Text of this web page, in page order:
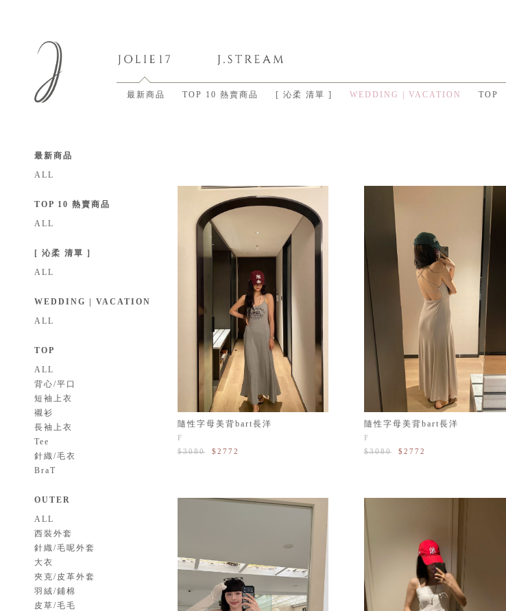
最新商品 TOP 10 熱賣商品 [ 沁柔 清單 ] WEDDING | VACATION TOP
最新商品
ALL
TOP 10 熱賣商品
ALL
[ 沁柔 清單 ]
ALL
WEDDING | VACATION
ALL
TOP
ALL
背心/平口
短袖上衣
襯衫
長袖上衣
Tee
針織/毛衣
BraT
OUTER
ALL
西裝外套
針織/毛呢外套
大衣
夾克/皮革外套
羽絨/鋪棉
皮草/毛毛
隨性字母美背bart長洋
F
$3080
$2772
隨性字母美背bart長洋
F
$3080
$2772